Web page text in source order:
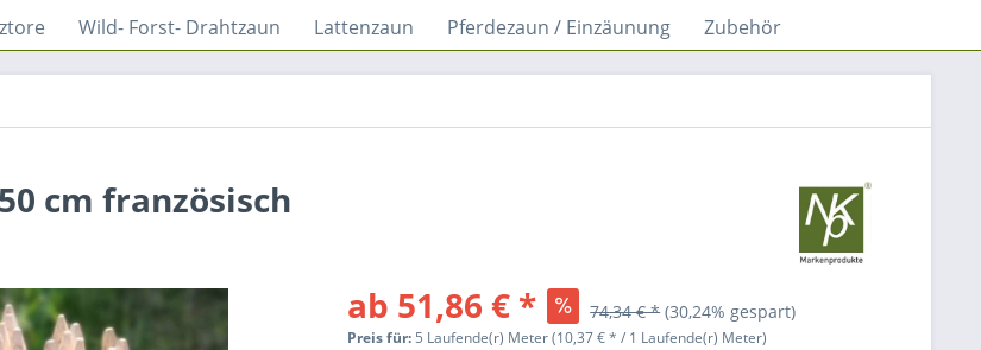
Wild- Forst- Drahtzaun Lattenzaun Pferdezaun / Einzäunung Zubehör
cm französisch
ab 51,86 € * 74,34 € * (30,24% gespart)
Preis für: 5 Laufende(r) Meter (10,37 € * / 1 Laufende(r) Meter)